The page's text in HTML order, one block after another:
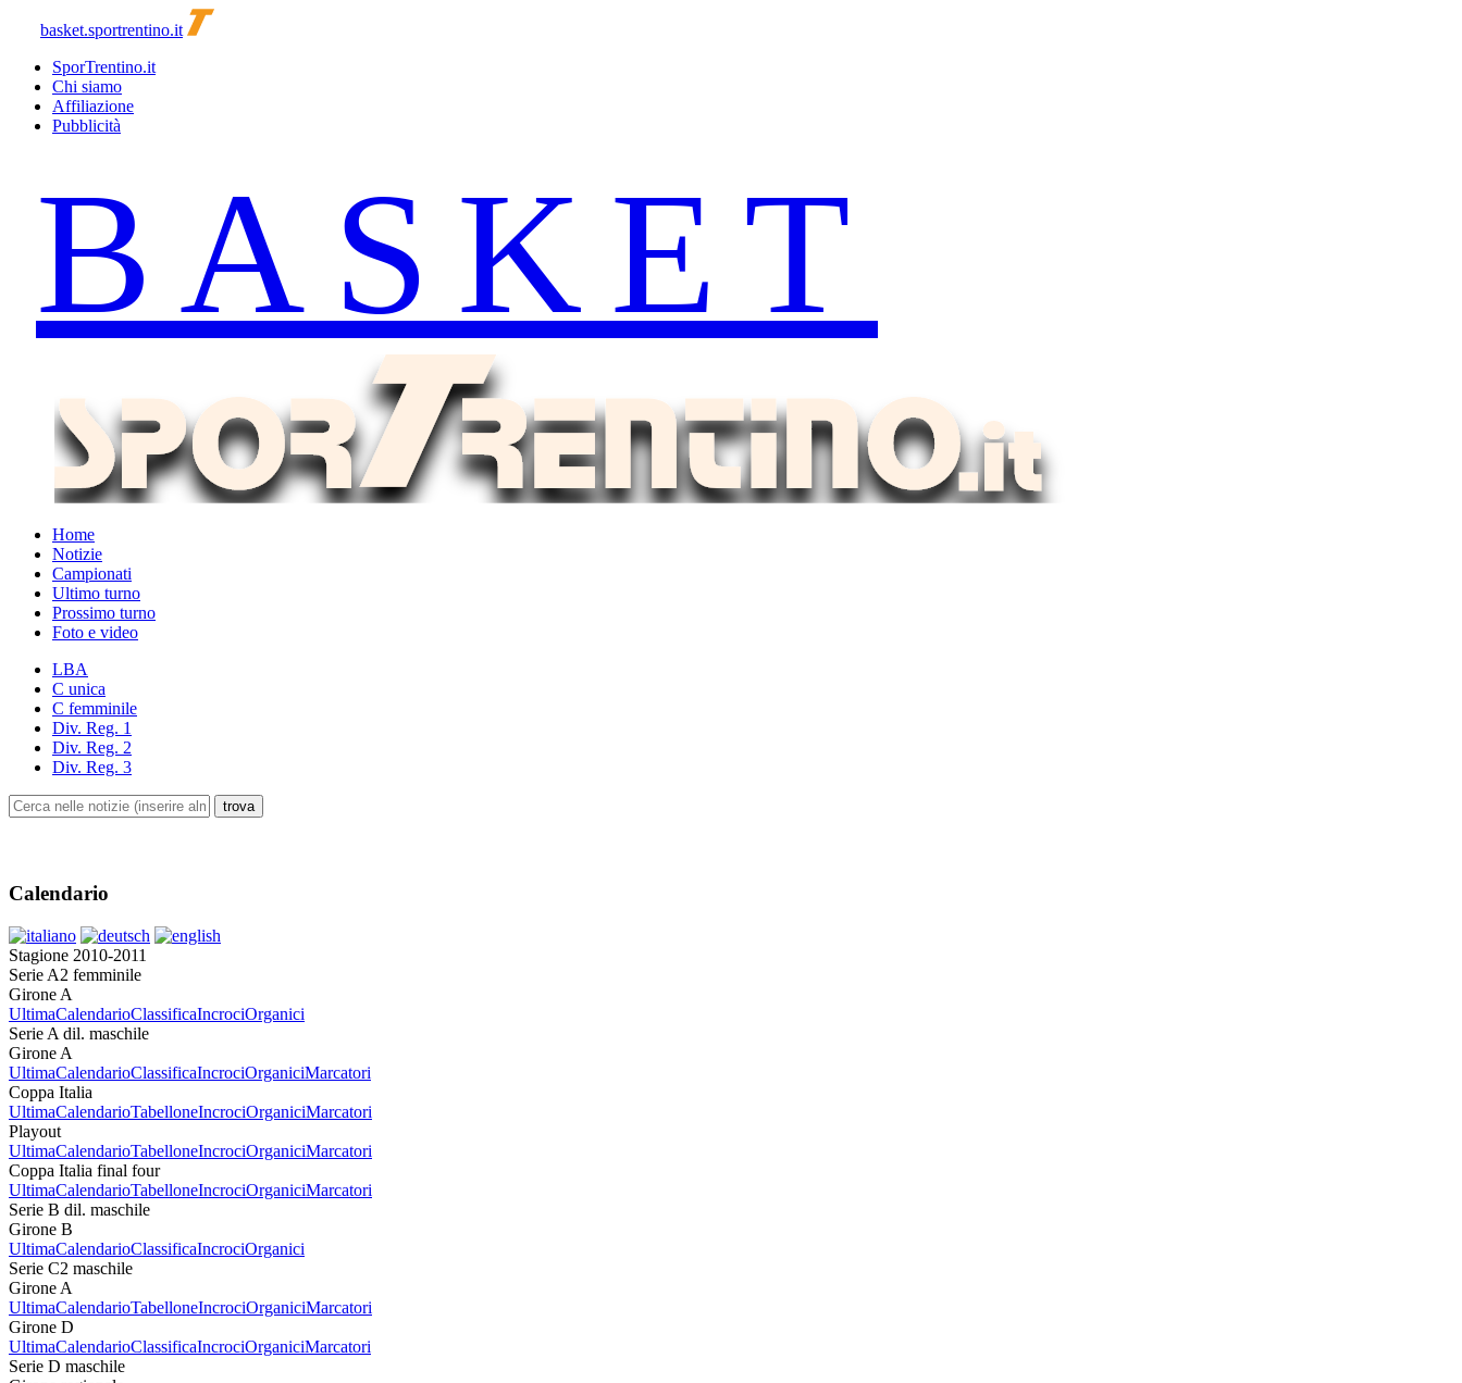
basket.sportrentino.it
SporTrentino.it
Chi siamo
Affiliazione
Pubblicità
Home
Notizie
Campionati
Ultimo turno
Prossimo turno
Foto e video
LBA
C unica
C femminile
Div. Reg. 1
Div. Reg. 2
Div. Reg. 3
Calendario
Stagione 2010-2011
Serie A2 femminile
Girone A
UltimaCalendarioClassificaIncrociOrganici
Serie A dil. maschile
Girone A
UltimaCalendarioClassificaIncrociOrganiciMarcatori
Coppa Italia
UltimaCalendarioTabelloneIncrociOrganiciMarcatori
Playout
UltimaCalendarioTabelloneIncrociOrganiciMarcatori
Coppa Italia final four
UltimaCalendarioTabelloneIncrociOrganiciMarcatori
Serie B dil. maschile
Girone B
UltimaCalendarioClassificaIncrociOrganici
Serie C2 maschile
Girone A
UltimaCalendarioTabelloneIncrociOrganiciMarcatori
Girone D
UltimaCalendarioClassificaIncrociOrganiciMarcatori
Serie D maschile